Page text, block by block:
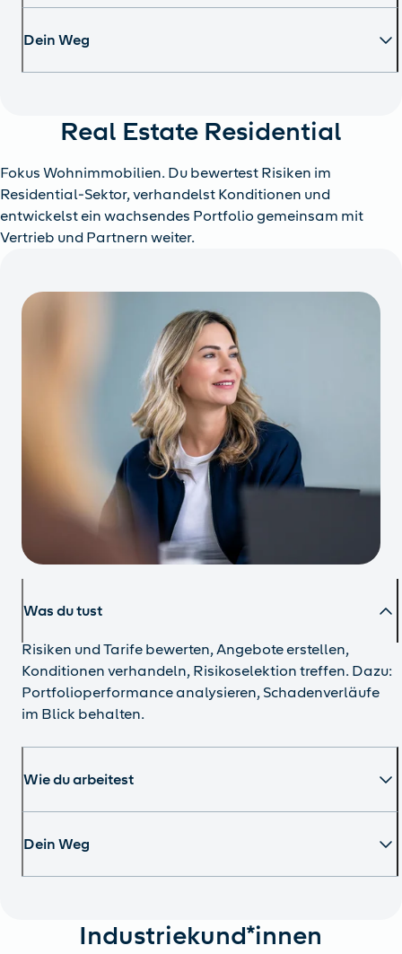
Dein Weg
Real Estate Residential
Fokus Wohnimmobilien. Du bewertest Risiken im
Residential-Sektor, verhandelst Konditionen und
entwickelst ein wachsendes Portfolio gemeinsam mit
Vertrieb und Partnern weiter.
Was du tust
Risiken und Tarife bewerten, Angebote erstellen,
Konditionen verhandeln, Risikoselektion treffen. Dazu:
Portfolioperformance analysieren, Schadenverläufe
im Blick behalten.
Wie du arbeitest
Dein Weg
Industriekund*innen